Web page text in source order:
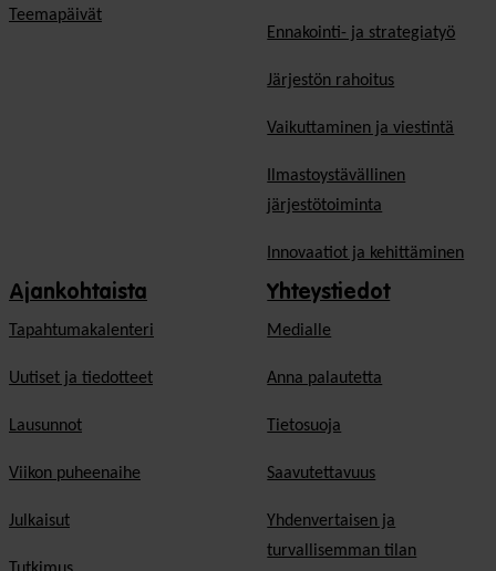
Teemapäivät
Ennakointi- ja strategiatyö
Järjestön rahoitus
Vaikuttaminen ja viestintä
Ilmastoystävällinen
järjestötoiminta
Innovaatiot ja kehittäminen
Ajankohtaista
Tapahtumakalenteri
Uutiset ja tiedotteet
Lausunnot
Viikon puheenaihe
Julkaisut
Yhteystiedot
Medialle
Anna palautetta
Tietosuoja
Saavutettavuus
Yhdenvertaisen ja
turvallisemman tilan